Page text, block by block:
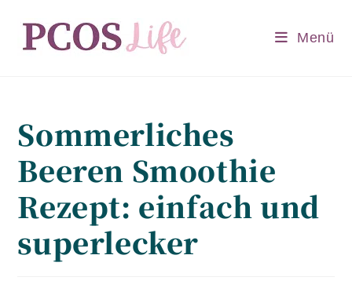
Inhalt
springen
Menü
Sommerliches
Beeren Smoothie
Rezept: einfach und
superlecker